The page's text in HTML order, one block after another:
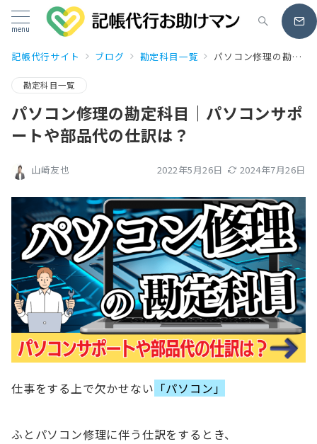
menu
記帳代行サイト ブログ 勘定科目一覧 パソコン修理の勘定科目｜パソコンサポートや部品代の仕訳は？
勘定科目一覧
パソコン修理の勘定科目｜パソコンサポ
ートや部品代の仕訳は？
2022年5月26日 2024年7月26日
山崎友也
仕事をする上で欠かせない 「パソコン」
ふとパソコン修理に伴う仕訳をするとき、